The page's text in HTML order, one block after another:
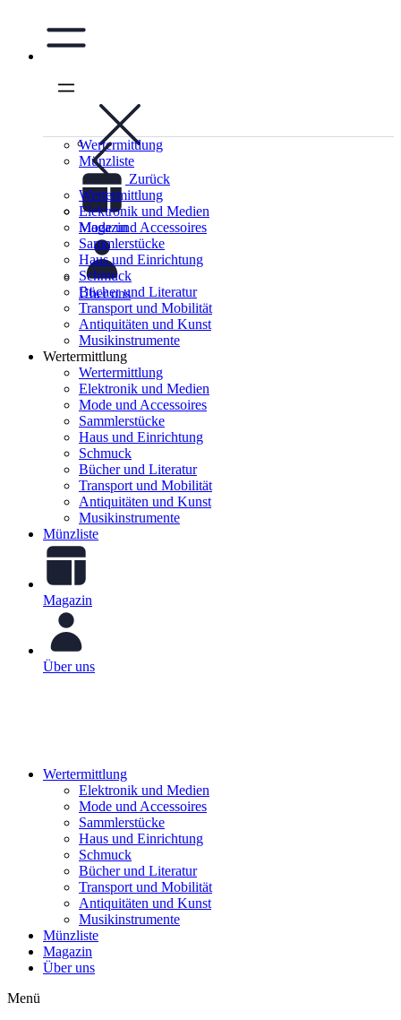
Wertermittlung
Münzliste
Magazin
Über uns
Zurück
Wertermittlung
Elektronik und Medien
Mode und Accessoires
Sammlerstücke
Haus und Einrichtung
Schmuck
Bücher und Literatur
Transport und Mobilität
Antiquitäten und Kunst
Musikinstrumente
Wertermittlung
Wertermittlung
Elektronik und Medien
Mode und Accessoires
Sammlerstücke
Haus und Einrichtung
Schmuck
Bücher und Literatur
Transport und Mobilität
Antiquitäten und Kunst
Musikinstrumente
Münzliste
Magazin
Über uns
Wertermittlung
Elektronik und Medien
Mode und Accessoires
Sammlerstücke
Haus und Einrichtung
Schmuck
Bücher und Literatur
Transport und Mobilität
Antiquitäten und Kunst
Musikinstrumente
Münzliste
Magazin
Über uns
Menü